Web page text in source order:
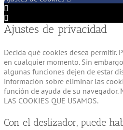
Cookie
Box
de
Cookie
Ajustes de privacidad
Decida qué cookies desea permitir.
en cualquier momento. Sin
algunas funciones dejen de estar
información sobre eliminar las
función de ayuda de su navegador.
LAS COOKIES QUE USAMOS.
Con el deslizador, puede